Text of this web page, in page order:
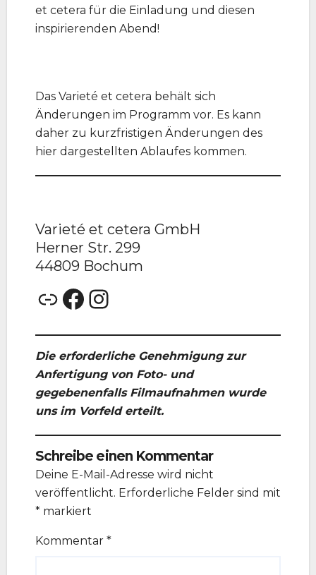
et cetera für die Einladung und diesen
inspirierenden Abend!
Das Varieté et cetera behält sich
Änderungen im Programm vor. Es kann
daher zu kurzfristigen Änderungen des
hier dargestellten Ablaufes kommen.
Varieté et cetera GmbH
Herner Str. 299
44809 Bochum
Link Facebook Instagram
Die erforderliche Genehmigung zur
Anfertigung von Foto- und
gegebenenfalls Filmaufnahmen wurde
uns im Vorfeld erteilt.
Schreibe einen Kommentar
Deine E-Mail-Adresse wird nicht
veröffentlicht. Erforderliche Felder sind mit
* markiert
Kommentar *